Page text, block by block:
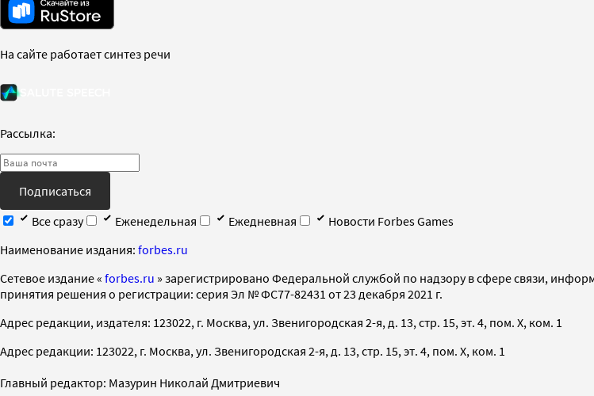
На сайте работает синтез речи
Рассылка:
Подписаться
Все сразу
Еженедельная Ежедневная
Новости Forbes Games
Наименование издания: forbes.ru
Cетевое издание « forbes.ru » зарегистрировано Федеральной службой по надзору в сфере связи,
принятия решения о регистрации: серия Эл № ФС77-82431 от 23 декабря 2021 г.
Адрес редакции, издателя: 123022, г. Москва, ул. Звенигородская 2-я, д. 13, стр. 15, эт. 4, пом. X, ком. 1
Адрес редакции: 123022, г. Москва, ул. Звенигородская 2-я, д. 13, стр. 15, эт. 4, пом. X, ком. 1
Главный редактор: Мазурин Николай Дмитриевич